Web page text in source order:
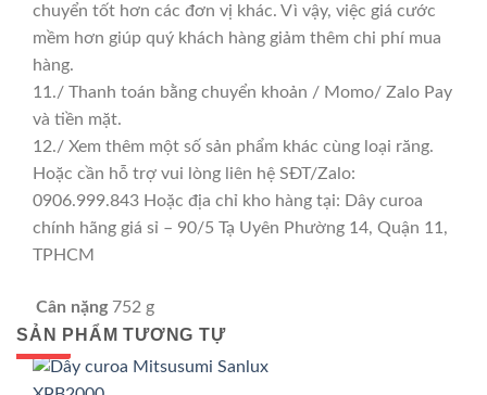
chuyển tốt hơn các đơn vị khác. Vì vậy, việc giá cước
mềm hơn giúp quý khách hàng giảm thêm chi phí mua
hàng.
11./ Thanh toán bằng chuyển khoản / Momo/ Zalo Pay
và tiền mặt.
12./ Xem thêm một số sản phẩm khác cùng loại răng.
Hoặc cần hỗ trợ vui lòng liên hệ SĐT/Zalo:
0906.999.843 Hoặc địa chỉ kho hàng tại: Dây curoa
chính hãng giá sỉ – 90/5 Tạ Uyên Phường 14, Quận 11,
TPHCM
Cân nặng 752 g
SẢN PHẨM TƯƠNG TỰ
GIÁ TỐT
GIÁ SỈ